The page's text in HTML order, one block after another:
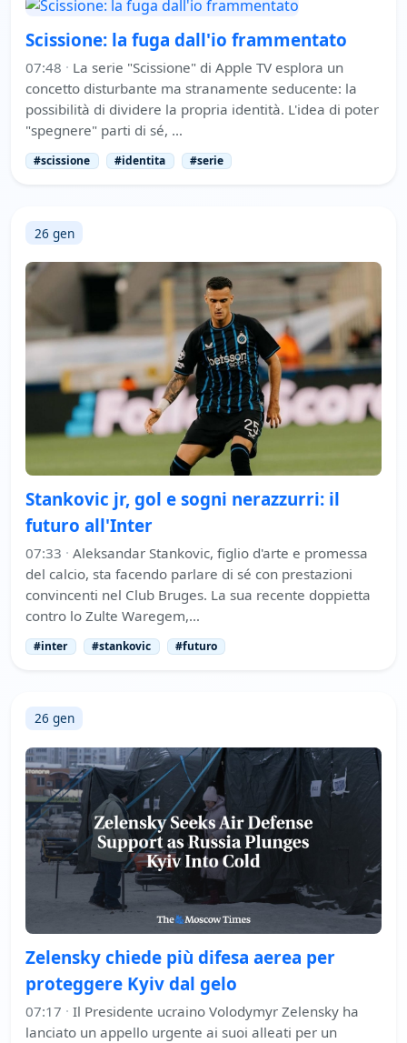
Scissione: la fuga dall'io frammentato
07:48 · La serie "Scissione" di Apple TV esplora un
concetto disturbante ma stranamente seducente: la
possibilità di dividere la propria identità. L'idea di poter
"spegnere" parti di sé, …
#scissione #identita #serie
26 gen
Stankovic jr, gol e sogni nerazzurri: il
futuro all'Inter
07:33 · Aleksandar Stankovic, figlio d'arte e promessa
del calcio, sta facendo parlare di sé con prestazioni
convincenti nel Club Bruges. La sua recente doppietta
contro lo Zulte Waregem,…
#inter #stankovic #futuro
26 gen
Zelensky chiede più difesa aerea per
proteggere Kyiv dal gelo
07:17 · Il Presidente ucraino Volodymyr Zelensky ha
lanciato un appello urgente ai suoi alleati per un